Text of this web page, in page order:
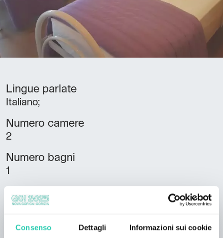
Consenso Dettagli Informazioni sui cookie
Lingue parlate
Italiano;
Numero camere
2
Numero bagni
1